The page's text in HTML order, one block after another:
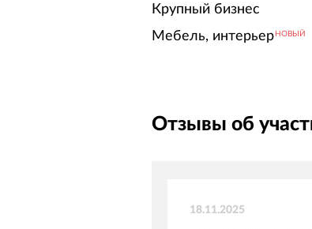
Крупный бизнес
Мебель, интерьер НОВЫЙ
Отзывы об
18.11.2025